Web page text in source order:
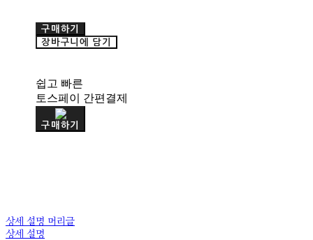
구매하기
장바구니에 담기
쉽고 빠른
토스페이 간편결제
구매하기
상세 설명 머리글
상세 설명